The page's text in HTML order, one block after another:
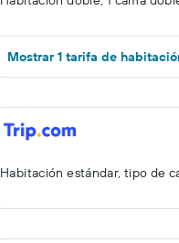
Mostrar 1 tarifa de
Habitación estándar, tipo de